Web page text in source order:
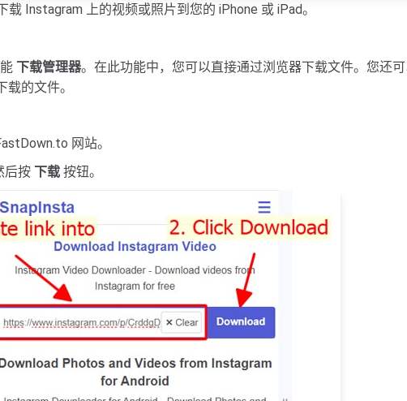
Instagram 上的视频或照片到您的 iPhone 或 iPad。
下载管理器。在此功能中，您可以直接通过浏览器下载文件。您还
载的文件。
网站。
后按 下载 按钮。